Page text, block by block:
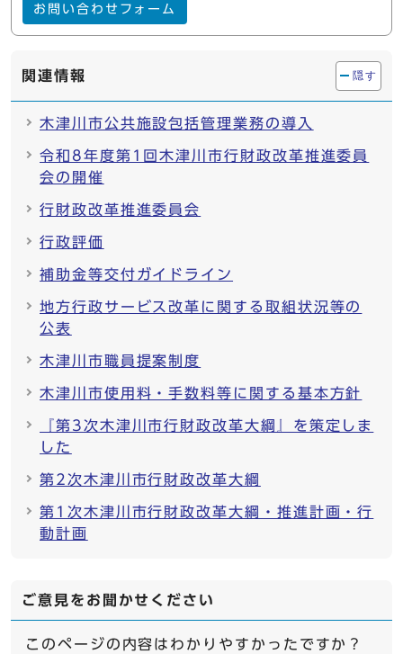
お問い合わせフォーム
関連情報 隠す
木津川市公共施設包括管理業務の導入
令和8年度第1回木津川市行財政改革推進委員
会の開催
行財政改革推進委員会
行政評価
補助金等交付ガイドライン
地方行政サービス改革に関する取組状況等の
公表
木津川市職員提案制度
木津川市使用料・手数料等に関する基本方針
『第3次木津川市行財政改革大綱』を策定しま
した
第2次木津川市行財政改革大綱
第1次木津川市行財政改革大綱・推進計画・行
動計画
ご意見をお聞かせください
このページの内容はわかりやすかったですか？